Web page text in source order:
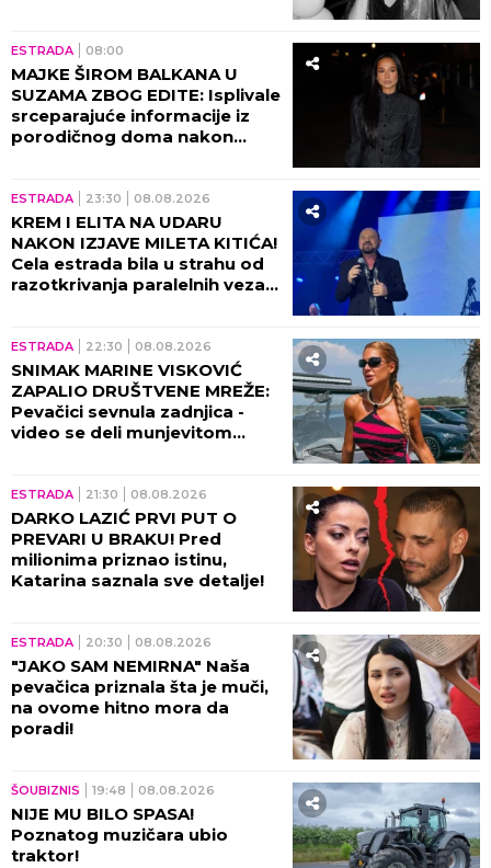
ESTRADA 08:00
MAJKE ŠIROM BALKANA U
SUZAMA ZBOG EDITE: Isplivale
srceparajuće informacije iz
porodičnog doma nakon
ESTRADA 23:30 08.08.2026
KREM I ELITA NA UDARU
NAKON IZJAVE MILETA KITIĆA!
Cela estrada bila u strahu od
razotkrivanja paralelnih veza
ESTRADA 22:30 08.08.2026
SNIMAK MARINE VISKOVIĆ
ZAPALIO DRUŠTVENE MREŽE:
Pevačici sevnula zadnjica -
video se deli munjevitom
ESTRADA 21:30 08.08.2026
DARKO LAZIĆ PRVI PUT O
PREVARI U BRAKU! Pred
milionima priznao istinu,
Katarina saznala sve detalje!
ESTRADA 20:30 08.08.2026
"JAKO SAM NEMIRNA" Naša
pevačica priznala šta je muči,
na ovome hitno mora da
poradi!
ŠOUBIZNIS 19:48 08.08.2026
NIJE MU BILO SPASA!
Poznatog muzičara ubio
traktor!